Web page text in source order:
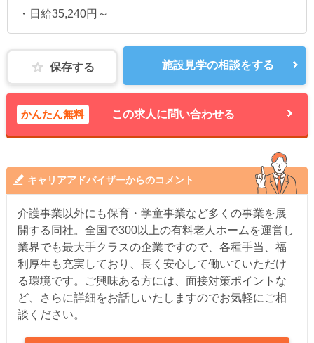
・日給35,240円～
保存する 施設見学の相談をする
かんたん無料 この求人に問い合わせる
キャリアアドバイザーからのコメント
介護事業以外にも保育・学童事業など多くの事業を展
開する同社。全国で300以上の有料老人ホームを運営し
業界でも最大手クラスの企業ですので、各種手当、福
利厚生も充実しており、長く安心して働いていただけ
る環境です。ご興味ある方には、面接対策ポイントな
ど、さらに詳細をお話しいたしますのでお気軽にご相
談ください。